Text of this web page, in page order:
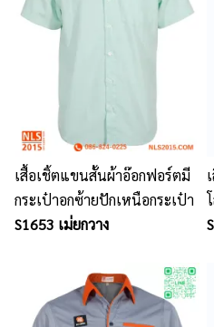
เสื้อเชิ้ตแขนสั้นผ้าอ๊อกฟอร์ตมี
กระเป๋าอกซ้ายปักเหนือกระเป๋า
S1653 เม่ยกวาง